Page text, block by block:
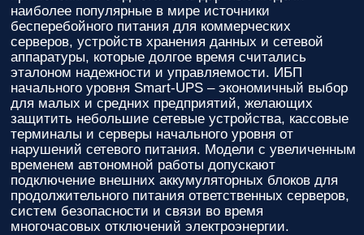
наиболее популярные в мире источники
бесперебойного питания для коммерческих
серверов, устройств хранения данных и сетевой
аппаратуры, которые долгое время считались
эталоном надежности и управляемости. ИБП
начального уровня Smart-UPS – экономичный выбор
для малых и средних предприятий, желающих
защитить небольшие сетевые устройства, кассовые
терминалы и серверы начального уровня от
нарушений сетевого питания. Модели с увеличенным
временем автономной работы допускают
подключение внешних аккумуляторных блоков для
продолжительного питания ответственных серверов,
систем безопасности и связи во время
многочасовых отключений электроэнергии.